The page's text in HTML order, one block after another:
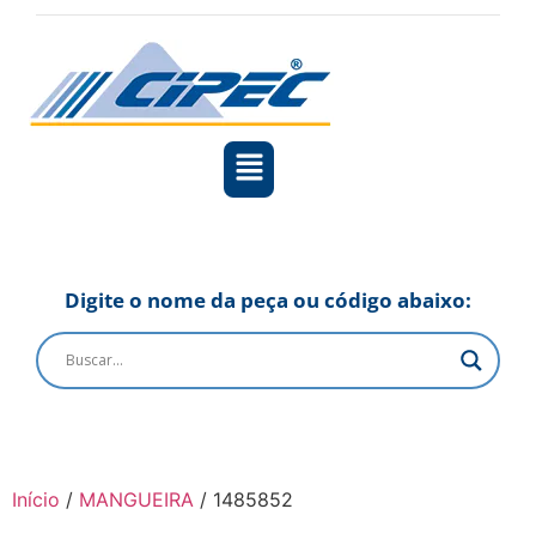
Digite o nome da peça ou código abaixo:
Início / MANGUEIRA / 1485852